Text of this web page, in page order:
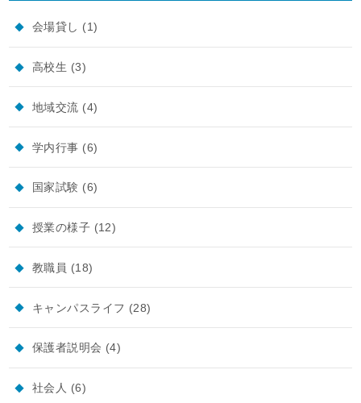
会場貸し (1)
高校生 (3)
地域交流 (4)
学内行事 (6)
国家試験 (6)
授業の様子 (12)
教職員 (18)
キャンパスライフ (28)
保護者説明会 (4)
社会人 (6)